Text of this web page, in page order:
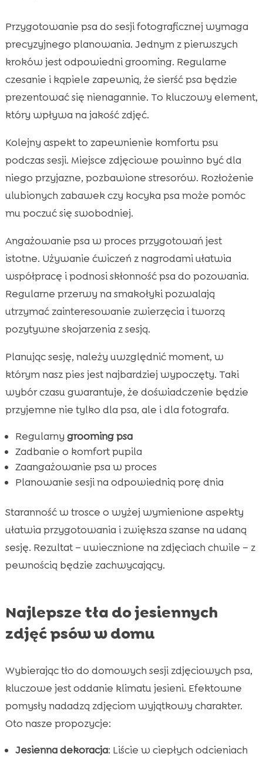
Przygotowanie psa do sesji fotograficznej wymaga
precyzyjnego planowania. Jednym z pierwszych
kroków jest odpowiedni grooming. Regularne
czesanie i kąpiele zapewnią, że sierść psa będzie
prezentować się nienagannie. To kluczowy element,
który wpływa na jakość zdjęć.
Kolejny aspekt to zapewnienie komfortu psu
podczas sesji. Miejsce zdjęciowe powinno być dla
niego przyjazne, pozbawione stresorów. Rozłożenie
ulubionych zabawek czy kocyka psa może pomóc
mu poczuć się swobodniej.
Angażowanie psa w proces przygotowań jest
istotne. Używanie ćwiczeń z nagrodami ułatwia
współpracę i podnosi skłonność psa do pozowania.
Regularne przerwy na smakołyki pozwalają
utrzymać zainteresowanie zwierzęcia i tworzą
pozytywne skojarzenia z sesją.
Planując sesję, należy uwzględnić moment, w
którym nasz pies jest najbardziej wypoczęty. Taki
wybór czasu gwarantuje, że doświadczenie będzie
przyjemne nie tylko dla psa, ale i dla fotografa.
Regularny grooming psa
Zadbanie o komfort pupila
Zaangażowanie psa w proces
Planowanie sesji na odpowiednią porę dnia
Staranność w trosce o wyżej wymienione aspekty
ułatwia przygotowania i zwiększa szanse na udaną
sesję. Rezultat – uwiecznione na zdjęciach chwile – z
pewnością będzie zachwycający.
Najlepsze tła do jesiennych
zdjęć psów w domu
Wybierając tło do domowych sesji zdjęciowych psa,
kluczowe jest oddanie klimatu jesieni. Efektowne
pomysły nadadzą zdjęciom wyjątkowy charakter.
Oto nasze propozycje:
Jesienna dekoracja: Liście w ciepłych odcieniach